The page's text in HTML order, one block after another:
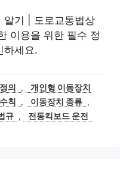
알기 | 도로교통법상
이용을 위한 필수 정
하세요.
의 ,
개인형 이동장치
칙 , 이동장치 종류 ,
규 , 전동킥보드 운전